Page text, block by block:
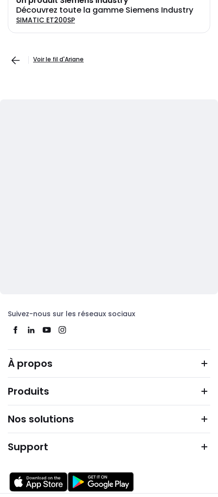
Découvrez toute la gamme Siemens Industry
SIMATIC ET200SP
Voir le fil d'Ariane
Suivez-nous sur les réseaux sociaux
À propos
Produits
Nos solutions
Support